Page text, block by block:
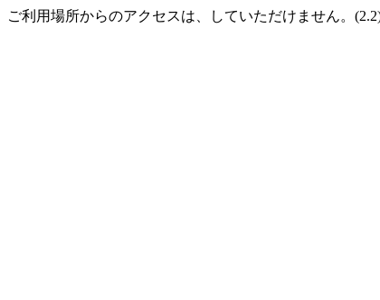
ご利用場所からのアクセスは、していただけません。